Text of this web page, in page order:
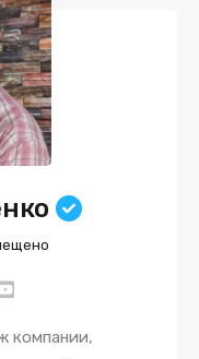
компании,